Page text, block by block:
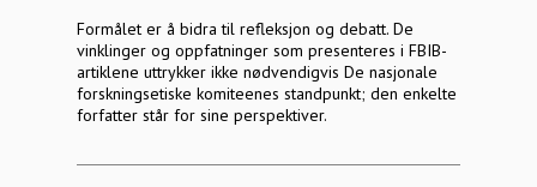
Formålet er å bidra til refleksjon og debatt. De
vinklinger og oppfatninger som presenteres i FBIB-
artiklene uttrykker ikke nødvendigvis De nasjonale
forskningsetiske komiteenes standpunkt; den enkelte
forfatter står for sine perspektiver.